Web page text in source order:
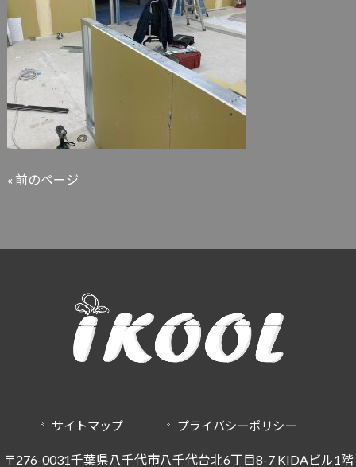
« 前のページ
サイトマップ プライバシーポリシー
〒276-0031千葉県八千代市八千代台北6丁目8-7 KIDAビル1階